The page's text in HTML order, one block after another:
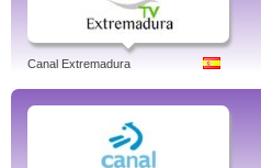
Canal Extremadura